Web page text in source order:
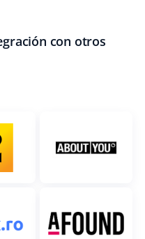
con otros